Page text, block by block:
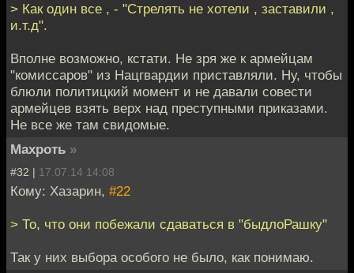
> Как один все , - "Стрелять не хотели , заставили ,
и.т.д".
Вполне возможно, кстати. Не зря же к армейцам
"комиссаров" из Нацгвардии приставляли. Ну, чтобы
блюли политицкий момент и не давали совести
армейцев взять верх над преступными приказами.
Не все же там свидомые.
Махроть »
#32 | 17.07.14 14:08
Кому: Хазарин, #22
> То, что они побежали сдаваться в "быдлоРашку"
Так у них выбора особого не было, как понимаю.